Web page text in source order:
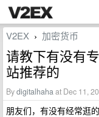
V2EX › 加密货币
请教下有没有
站推荐的
Bydigitalhahaat Dec 11,
朋友们，有没有经常逛